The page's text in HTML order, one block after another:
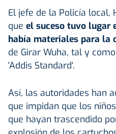
El jefe de la Policía local,
que el suceso tuvo lugar
había materiales para la
de Girar Wuha, tal y
'Addis Standard'.
Así, las autoridades han
que impidan que los
que hayan trascendido